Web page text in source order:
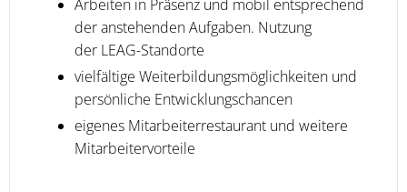
Arbeiten in Präsenz und mobil entsprechend
der anstehenden Aufgaben. Nutzung
der LEAG-Standorte
vielfältige Weiterbildungsmöglichkeiten und
persönliche Entwicklungschancen
eigenes Mitarbeiterrestaurant und weitere
Mitarbeitervorteile